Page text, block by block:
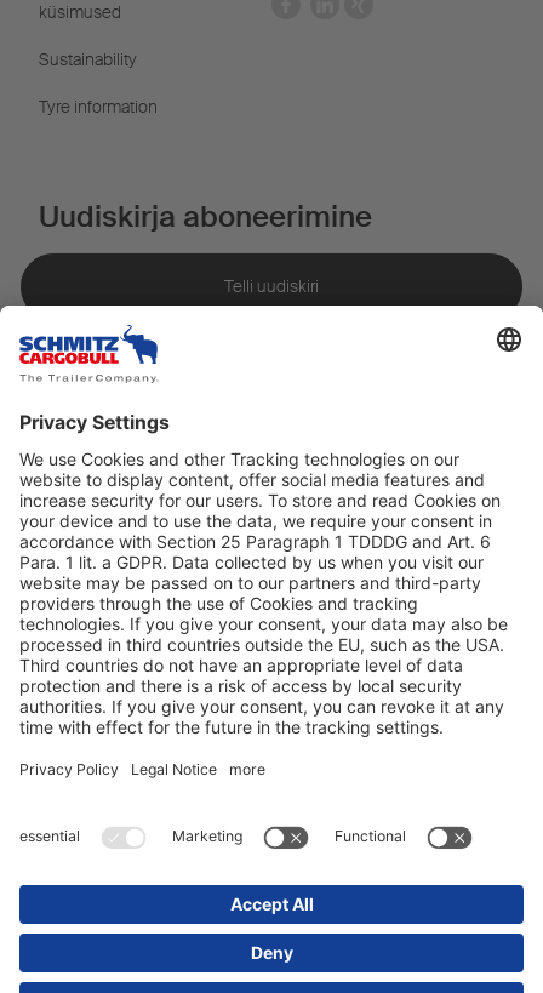
küsimused
Sustainability
Tyre information
Uudiskirja aboneerimine
AndmekaitseImpressum / õigusalased märkused
© 2025 Schmitz Cargobull. All Rights Reserved